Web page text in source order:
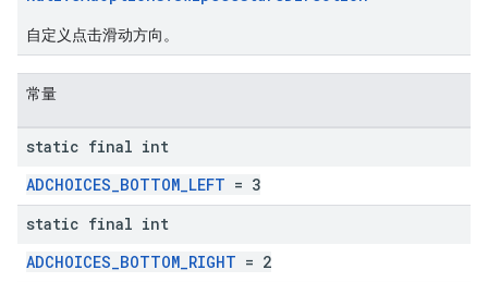
自定义点击滑动方向。
常量
static final int
ADCHOICES_BOTTOM_LEFT = 3
static final int
ADCHOICES_BOTTOM_RIGHT = 2